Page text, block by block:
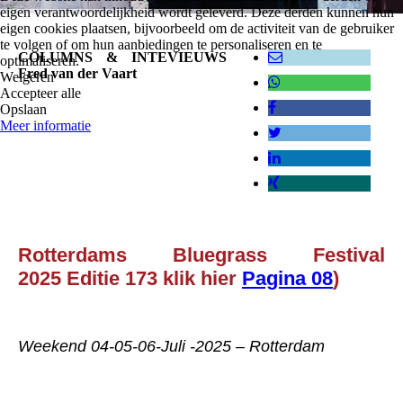
COLUMNS & INTEVIEUWS
Fred van der Vaart
Rotterdams Bluegrass Festival
2025 Editie 173 klik hier Pagina 08)
Weekend 04-05-06-Juli -2025 – Rotterdam
eigen verantwoordelijkheid wordt geleverd. Deze derden kunnen hun
eigen cookies plaatsen, bijvoorbeeld om de activiteit van de gebruiker
te volgen of om hun aanbiedingen te personaliseren en te
optimaliseren.
Weigeren
Accepteer alle
Opslaan
Meer informatie